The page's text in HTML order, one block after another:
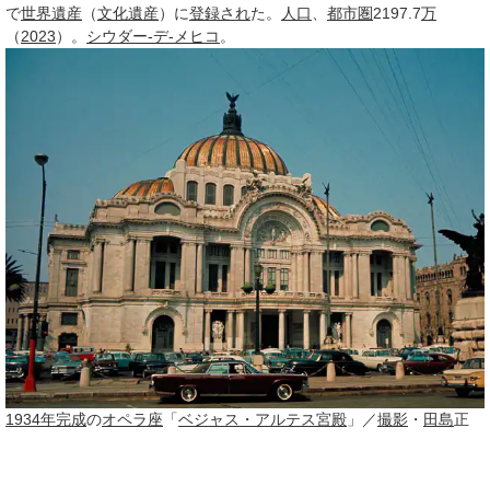
で世界遺産 （文化遺産）に登録された。 人口 都市圏2197.7万
（2023）。 シウダー‐デ‐メヒコ 。
1934年完成のオペラ座 「ベジャス・アルテス宮殿 」／撮影 ・ 田島正